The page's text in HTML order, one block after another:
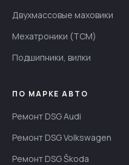
Двухмассовые маховики
Мехатроники (TCM)
Подшипники, вилки
ПО МАРКЕ АВТО
Ремонт DSG Audi
Ремонт DSG Volkswagen
Ремонт DSG Škoda